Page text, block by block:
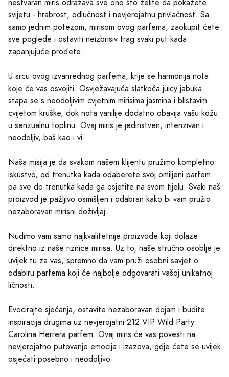
nestvaran miris odražava sve ono što želite da pokažete
svijetu - hrabrost, odlučnost i nevjerojatnu privlačnost. Sa
samo jednim potezom, mirisom ovog parfema, zaokupit ćete
sve poglede i ostaviti neizbrisiv trag svaki put kada
zapanjujuće prođete.
U srcu ovog izvanrednog parfema, krije se harmonija nota
koje će vas osvojiti. Osvježavajuća slatkoća juicy jabuka
stapa se s neodoljivim cvjetnim mirisima jasmina i blistavim
cvijetom kruške, dok nota vanilije dodatno obavija vašu kožu
u senzualnu toplinu. Ovaj miris je jedinstven, intenzivan i
neodoljiv, baš kao i vi.
Naša misija je da svakom našem klijentu pružimo kompletno
iskustvo, od trenutka kada odaberete svoj omiljeni parfem
pa sve do trenutka kada ga osjetite na svom tijelu. Svaki naš
proizvod je pažljivo osmišljen i odabran kako bi vam pružio
nezaboravan mirisni doživljaj.
Nudimo vam samo najkvalitetnije proizvode koji dolaze
direktno iz naše riznice mirisa. Uz to, naše stručno osoblje je
uvijek tu za vas, spremno da vam pruži osobni savjet o
odabiru parfema koji će najbolje odgovarati vašoj unikatnoj
ličnosti.
Evocirajte sjećanja, ostavite nezaboravan dojam i budite
inspiracija drugima uz nevjerojatni 212 VIP Wild Party
Carolina Herrera parfem. Ovaj miris će vas povesti na
nevjerojatno putovanje emocija i izazova, gdje ćete se uvijek
osjećati posebno i neodoljivo.